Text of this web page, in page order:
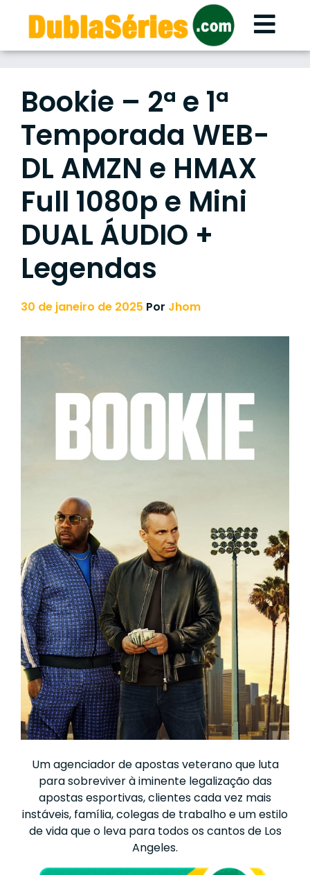
content
Bookie – 2ª e 1ª
Temporada WEB-
DL AMZN e HMAX
Full 1080p e Mini
DUAL ÁUDIO +
Legendas
30 de janeiro de 2025 Por Jhom
Um agenciador de apostas veterano que luta
para sobreviver à iminente legalização das
apostas esportivas, clientes cada vez mais
instáveis, família, colegas de trabalho e um estilo
de vida que o leva para todos os cantos de Los
Angeles.